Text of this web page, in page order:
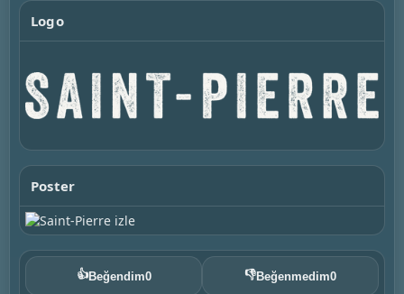
Logo
Poster
👍Beğendim0 👎Beğenmedim0